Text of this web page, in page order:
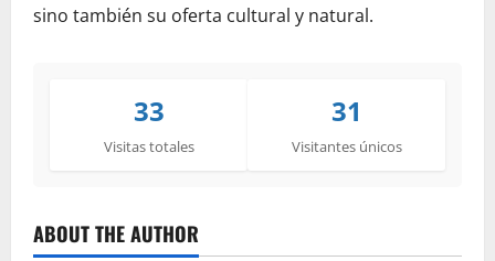
sino también su oferta cultural y natural.
33
Visitas totales
31
Visitantes únicos
ABOUT THE AUTHOR